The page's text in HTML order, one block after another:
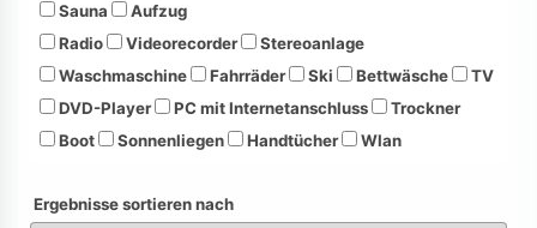
Sauna
Aufzug
Radio
Videorecorder
Stereoanlage
Waschmaschine
Fahrräder Ski Bettwäsche
TV
DVD-Player
PC mit Internetanschluss
Trockner
Boot
Sonnenliegen Handtücher Wlan
Ergebnisse sortieren nach